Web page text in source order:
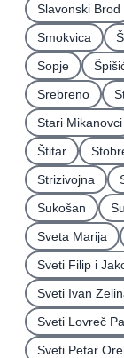
Slavonski Brod
Smokvica
Sopje
Srebreno
Stari Mikanovci
Štitar
Strizivojna
Sukošan
Sveta Marija
Sveti Filip i
Sveti Ivan
Sveti Lovreč
Sveti Petar